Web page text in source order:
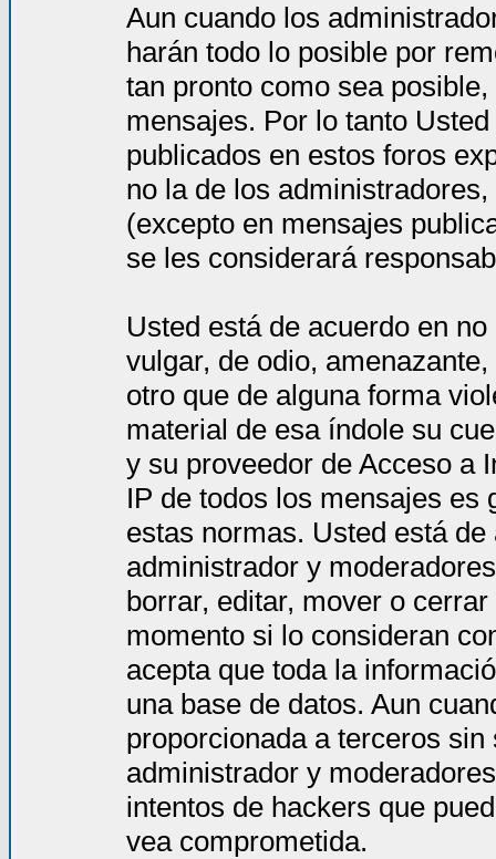
Aun cuando los
harán todo lo posible por
tan pronto como sea
mensajes. Por lo tanto
publicados en estos foros
no la de los
(excepto en mensajes
se les considerará
Usted está de acuerdo en
vulgar, de odio,
otro que de alguna forma
material de esa índole su
y su proveedor de Acceso a
IP de todos los mensajes es
estas normas. Usted está
administrador y
borrar, editar, mover o
momento si lo consideran
acepta que toda la
una base de datos. Aun
proporcionada a terceros
administrador y
intentos de hackers que
vea comprometida.